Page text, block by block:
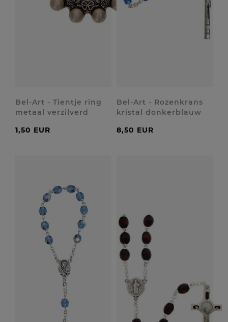
Bel-Art - Tientje ring
metaal verzilverd
1,50 EUR
Bel-Art - Rozenkrans
kristal donkerblauw
8,50 EUR